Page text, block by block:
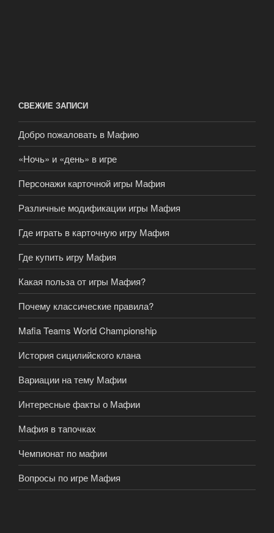
СВЕЖИЕ ЗАПИСИ
Добро пожаловать в Мафию
«Ночь» и «день» в игре
Персонажи карточной игры Мафия
Различные модификации игры Мафия
Где играть в карточную игру Мафия
Где купить игру Мафия
Какая польза от игры Мафия?
Почему классические правила?
Mafia Teams World Championship
История сицилийского клана
Вариации на тему Мафии
Интересные факты о Мафии
Мафия в тапочках
Чемпионат по мафии
Вопросы по игре Мафия